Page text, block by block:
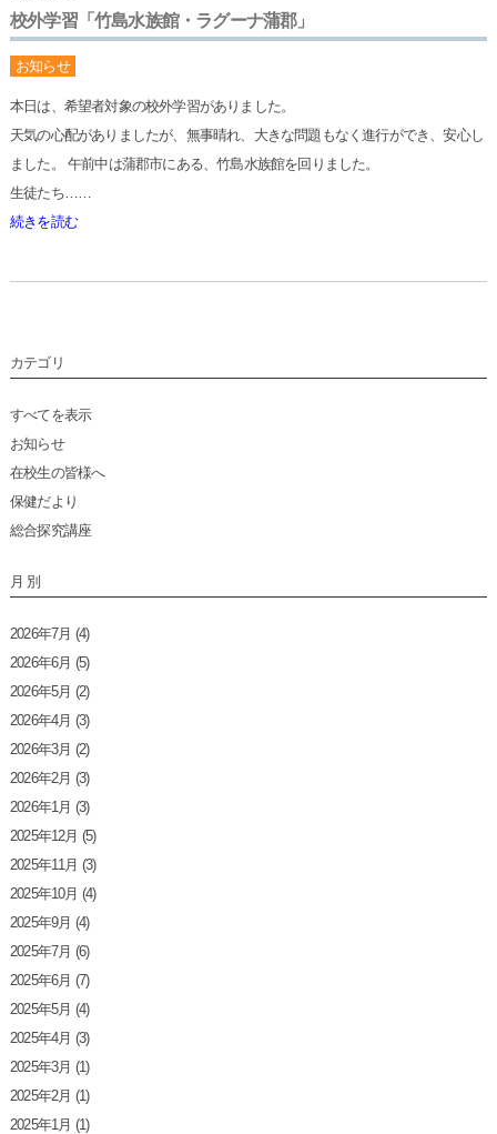
校外学習「竹島水族館・ラグーナ蒲郡」
お知らせ
本日は、希望者対象の校外学習がありました。
天気の心配がありましたが、無事晴れ、大きな問題もなく進行ができ、安心し
ました。 午前中は蒲郡市にある、竹島水族館を回りました。
生徒たち……
続きを読む
カテゴリ
すべてを表示
お知らせ
在校生の皆様へ
保健だより
総合探究講座
月 別
2026年7月 (4)
2026年6月 (5)
2026年5月 (2)
2026年4月 (3)
2026年3月 (2)
2026年2月 (3)
2026年1月 (3)
2025年12月 (5)
2025年11月 (3)
2025年10月 (4)
2025年9月 (4)
2025年7月 (6)
2025年6月 (7)
2025年5月 (4)
2025年4月 (3)
2025年3月 (1)
2025年2月 (1)
2025年1月 (1)